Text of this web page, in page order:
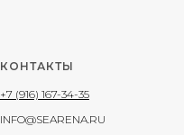
КОНТАКТЫ
+7 (916) 167-34-35
INFO@SEARENA.RU